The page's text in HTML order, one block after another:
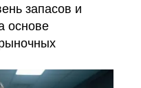
запасов и
основе